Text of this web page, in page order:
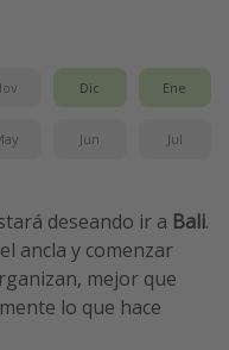
Dic Ene
Jun Jul
deseando ir a Bali.
ancla y comenzar
mejor que
lo que hace